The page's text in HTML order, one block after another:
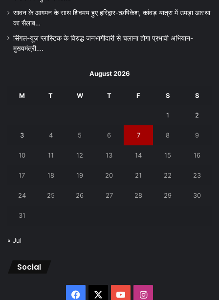
सावन के आगमन के साथ शिवमय हुए हरिद्वार-ऋषिकेश, कांवड़ यात्रा में उमड़ा आस्था
का सैलाब…
सिंगल-यूज़ प्लास्टिक के विरुद्ध जनभागीदारी से चलाना होगा प्रभावी अभियान-
मुख्यमंत्री….
August 2026
M T W T F S S
1 2
3 4 5 6 7 8 9
10 11 12 13 14 15 16
17 18 19 20 21 22 23
24 25 26 27 28 29 30
31
« Jul
Social
Facebook YouTubeInstagram